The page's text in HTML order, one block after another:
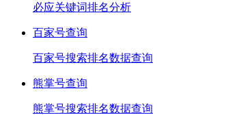
必应关键词排名分析
百家号查询
百家号搜索排名数据查询
熊掌号查询
熊掌号搜索排名数据查询